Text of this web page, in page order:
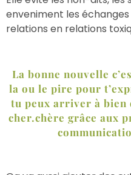
enveniment les
relations en relations
La bonne nouvelle
la ou le pire pour
tu peux arriver à bien
cher.chère grâce aux